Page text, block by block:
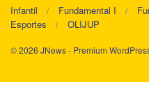
Infantil Fundamental I
Esportes
OLIJUP
© 2026 JNews- Premium